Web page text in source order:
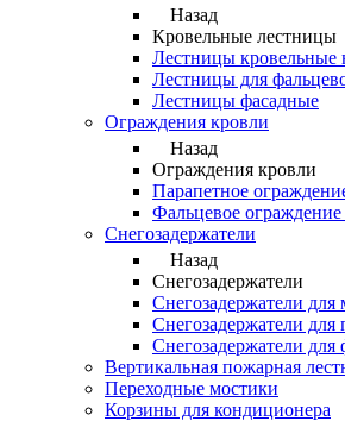
Назад
Кровельные лестницы
Лестницы кровельные
Лестницы для
Лестницы фасадные
Ограждения кровли
Назад
Ограждения кровли
Парапетное
Фальцевое ограждение
Снегозадержатели
Назад
Снегозадержатели
Снегозадержатели
Снегозадержатели для
Снегозадержатели для
Вертикальная пожарная
Переходные мостики
Корзины для кондиционера